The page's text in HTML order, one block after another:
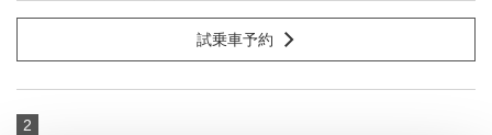
試乗車予約
2